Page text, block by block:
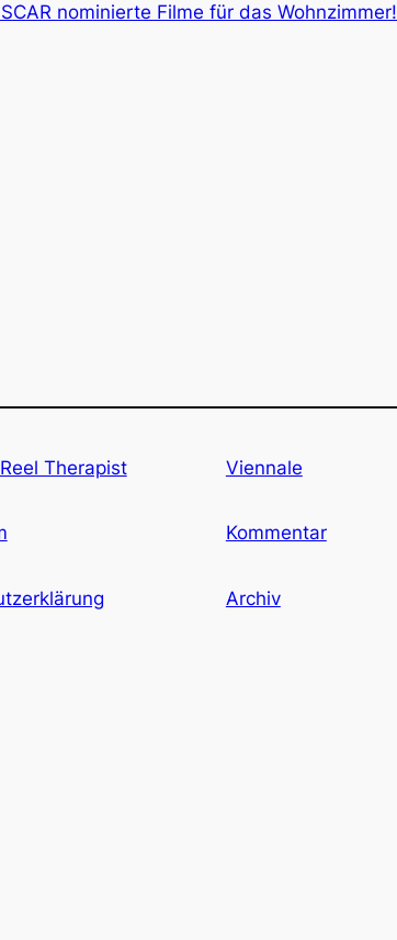
nominierte Filme für das Wohnzimmer!
Therapist Viennale
Kommentar
Archiv